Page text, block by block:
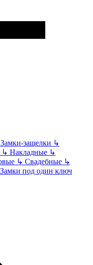
Замки-защелки ↳
↳ Накладные ↳
↳ Свадебные ↳
Замки под один ключ